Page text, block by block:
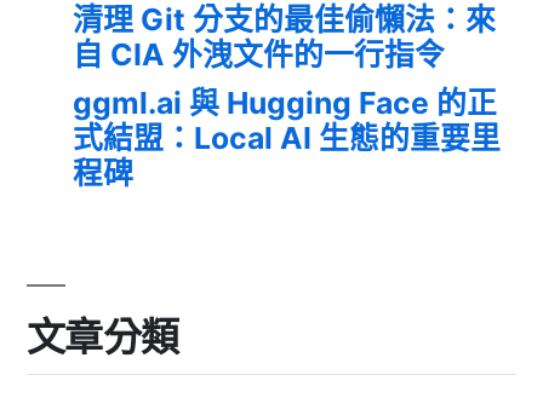
清理 Git 分支的最佳偷懶法：來
自 CIA 外洩文件的一行指令
ggml.ai 與 Hugging Face 的正
式結盟：Local AI 生態的重要里
程碑
文章分類